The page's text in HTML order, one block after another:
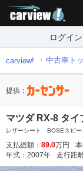
ログイン
carview! 中古車ト
提供：
マツダ RX-8 タ
レザーシート BOSEスピー
支払総額： 89.0万円
年式： 2007年 走行距